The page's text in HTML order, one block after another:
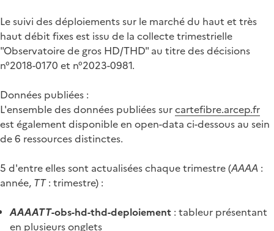
Le suivi des déploiements sur le marché du haut et très
haut débit fixes est issu de la collecte trimestrielle
"Observatoire de gros HD/THD" au titre des décisions
n°2018-0170 et n°2023-0981.
Données publiées :
L'ensemble des données publiées surcartefibre.arcep.fr
est également disponible en open-data ci-dessous au sein
de 6 ressources distinctes.
5 d'entre elles sont actualisées chaque trimestre (AAAA :
année, TT: trimestre) :
AAAATT-obs-hd-thd-deploiement : tableur présentant
en plusieurs onglets